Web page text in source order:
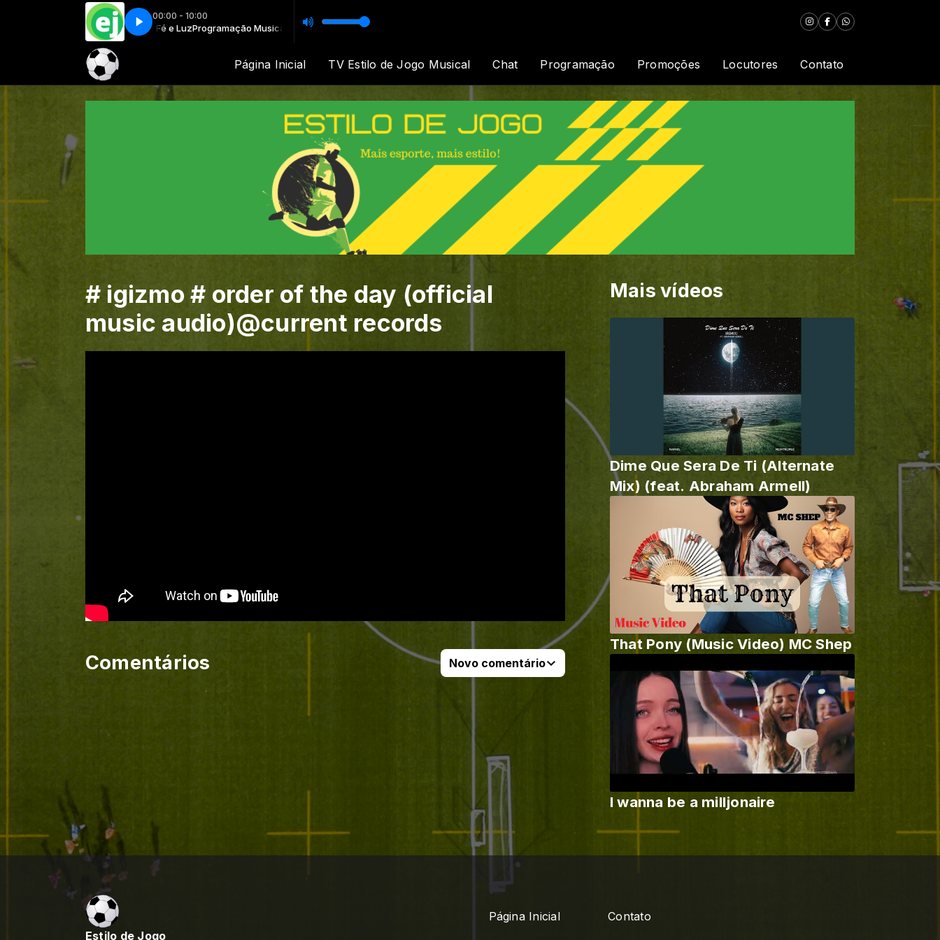
00:00 - 10:00
Musical com Rádio Fé e Luz Programação Musical com Rádio Fé e Luz
Willoughby Vine - Blue Whispers Willoughby Vine - Blue Whispers
Página Inicial TV Estilo de Jogo Musical Chat Programação Promoções Locutores Contato
# igizmo # order of the day (official
music audio)@current records
Mais vídeos
Dime Que Sera De Ti (Alternate
Mix) (feat. Abraham Armell)
That Pony (Music Video) MC Shep
I wanna be a milljonaire
Comentários Novo comentário
Estilo de Jogo
Página Inicial Contato